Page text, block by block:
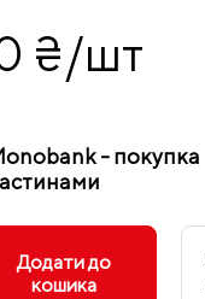
₴/шт
- покупка
Додати до
кошика